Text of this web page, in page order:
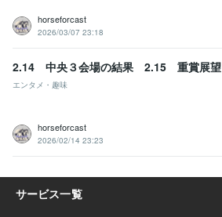
horseforcast
2026/03/07 23:18
2.14 中央３会場の結果 2.15 重賞展望
エンタメ・趣味
horseforcast
2026/02/14 23:23